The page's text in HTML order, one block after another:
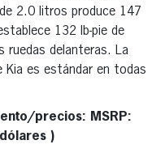
2.0 litros produce 147
132 lb-pie de
ruedas delanteras. La
Kia es estándar en todas
precios: MSRP:
)